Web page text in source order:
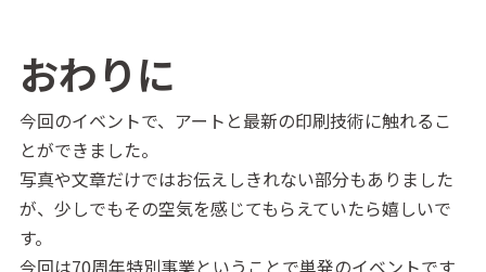
おわりに
今回のイベントで、アートと最新の印刷技術に触れるこ
とができました。
写真や文章だけではお伝えしきれない部分もありました
が、少しでもその空気を感じてもらえていたら嬉しいで
す。
今回は70周年特別事業ということで単発のイベントです